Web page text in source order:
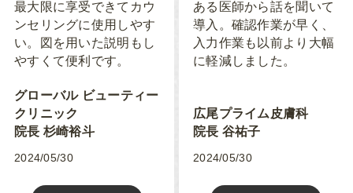
グローバル ビューティー
クリニック
院長 杉崎裕斗
最大限に享受できてカウ
ンセリングに使用しやす
い。図を用いた説明もし
やすくて便利です。
2024/05/30
広尾プライム皮膚科
院長 谷祐子
ある医師から話を聞いて
導入。確認作業が早く、
入力作業も以前より大幅
に軽減しました。
2024/05/30